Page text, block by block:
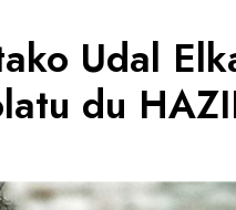
Udal
du